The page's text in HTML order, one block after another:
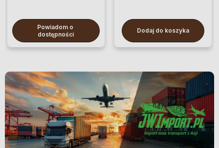
Powiadom o
dostępności
Dodaj do koszyka